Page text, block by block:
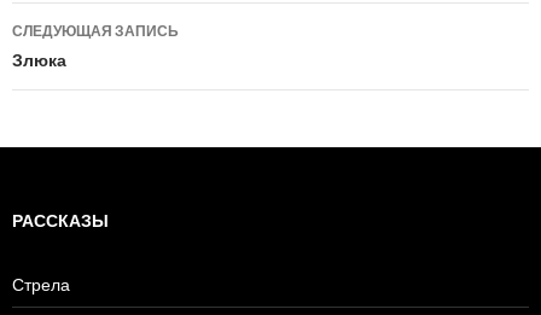
по
записям
СЛЕДУЮЩАЯ ЗАПИСЬ
Злюка
РАССКАЗЫ
Стрела